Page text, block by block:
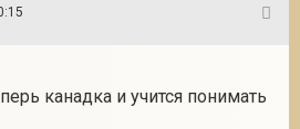
канадка и учится понимать